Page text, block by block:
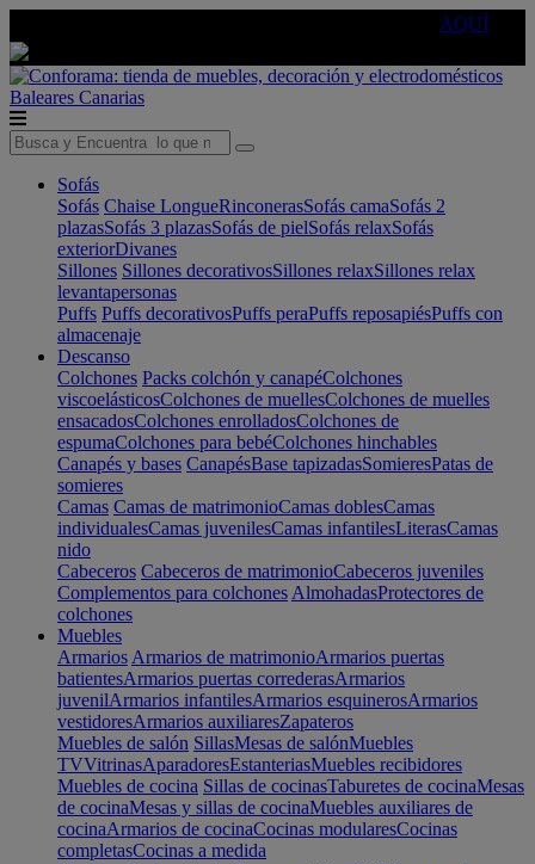
AQUÍ
Baleares Canarias
Sofás
Sofás Chaise LongueRinconerasSofás camaSofás 2
plazasSofás 3 plazasSofás de pielSofás relaxSofás
exteriorDivanes
Sillones Sillones decorativosSillones relaxSillones relax
levantapersonas
Puffs Puffs decorativosPuffs peraPuffs reposapiésPuffs con
almacenaje
Descanso
Colchones Packs colchón y canapéColchones
viscoelásticosColchones de muellesColchones de muelles
ensacadosColchones enrolladosColchones de
espumaColchones para bebéColchones hinchables
Canapés y bases CanapésBase tapizadasSomieresPatas de
somieres
Camas Camas de matrimonioCamas doblesCamas
individualesCamas juvenilesCamas infantilesLiterasCamas
nido
Cabeceros Cabeceros de matrimonioCabeceros juveniles
Complementos para colchones AlmohadasProtectores de
colchones
Muebles
Armarios Armarios de matrimonioArmarios puertas
batientesArmarios puertas correderasArmarios
juvenilArmarios infantilesArmarios esquinerosArmarios
vestidoresArmarios auxiliaresZapateros
Muebles de salón SillasMesas de salónMuebles
TVVitrinasAparadoresEstanteriasMuebles recibidores
Muebles de cocina Sillas de cocinasTaburetes de cocinaMesas
de cocinaMesas y sillas de cocinaMuebles auxiliares de
cocinaArmarios de cocinaCocinas modularesCocinas
completasCocinas a medida